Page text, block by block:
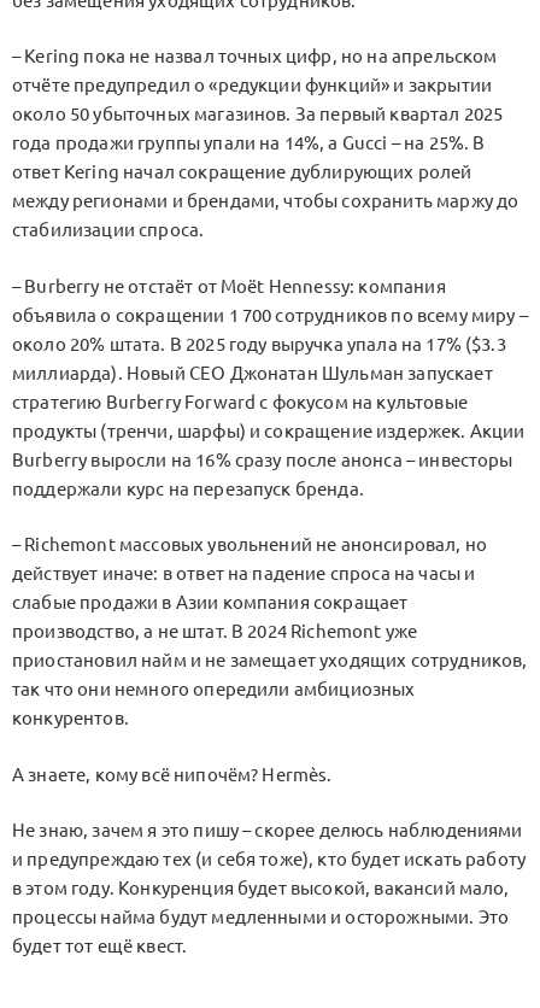
– Kering пока не назвал точных цифр, но на апрельском
отчёте предупредил о «редукции функций» и закрытии
около 50 убыточных магазинов. За первый квартал 2025
года продажи группы упали на 14%, а Gucci – на 25%. В
ответ Kering начал сокращение дублирующих ролей
между регионами и брендами, чтобы сохранить маржу до
стабилизации спроса.
– Burberry не отстаёт от Moët Hennessy: компания
объявила о сокращении 1 700 сотрудников по всему миру –
около 20% штата. В 2025 году выручка упала на 17% ($3.3
миллиардa). Новый CEO Джонатан Шульман запускает
стратегию Burberry Forward с фокусом на культовые
продукты (тренчи, шарфы) и сокращение издержек. Акции
Burberry выросли на 16% сразу после анонса – инвесторы
поддержали курс на перезапуск бренда.
– Richemont массовых увольнений не анонсировал, но
действует иначе: в ответ на падение спроса на часы и
слабые продажи в Азии компания сокращает
производство, а не штат. В 2024 Richemont уже
приостановил найм и не замещает уходящих сотрудников,
так что они немного опередили амбициозных
конкурентов.
А знаете, кому всё нипочём? Hermès.
Не знаю, зачем я это пишу – скорее делюсь наблюдениями
и предупреждаю тех (и себя тоже), кто будет искать работу
в этом году. Конкуренция будет высокой, вакансий мало,
процессы найма будут медленными и осторожными. Это
будет тот ещё квест.